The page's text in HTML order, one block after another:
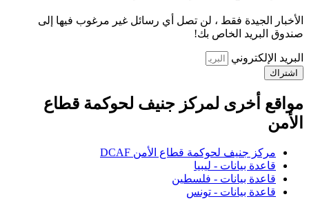
الأخبار الجيدة فقط ، لن تصل أي رسائل غير مرغوب فيها إلى
صندوق البريد الخاص بك!
البريد الإلكتروني
اشتراك
مواقع أخرى لمركز جنيف لحوكمة قطاع
الأمن
مركز جنيف لحوكمة قطاع الأمن DCAF
قاعدة بيانات - ليبيا
قاعدة بيانات - فلسطين
قاعدة بيانات - تونس